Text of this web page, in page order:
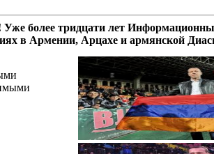
более тридцати лет
в Армении, Арцахе и армянской